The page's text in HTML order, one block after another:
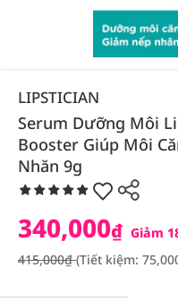
LIPSTICIAN
Serum Dưỡng Môi
Booster Giúp Môi
Nhăn 9g
340,000₫ Giảm
415,000₫(Tiết kiệm: